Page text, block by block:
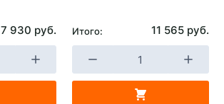
7 930 руб. Итого: 11 565 руб.